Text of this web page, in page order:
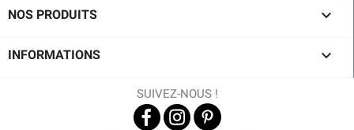
NOS PRODUITS 
INFORMATIONS 
SUIVEZ-NOUS !